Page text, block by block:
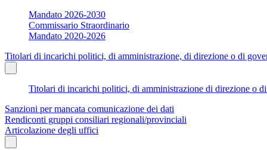
Mandato 2026-2030
Commissario Straordinario
Mandato 2020-2026
Titolari di incarichi politici, di amministrazione, di direzione o di
Titolari di incarichi politici, di amministrazione di direzione o
Sanzioni per mancata comunicazione dei dati
Rendiconti gruppi consiliari regionali/provinciali
Articolazione degli uffici